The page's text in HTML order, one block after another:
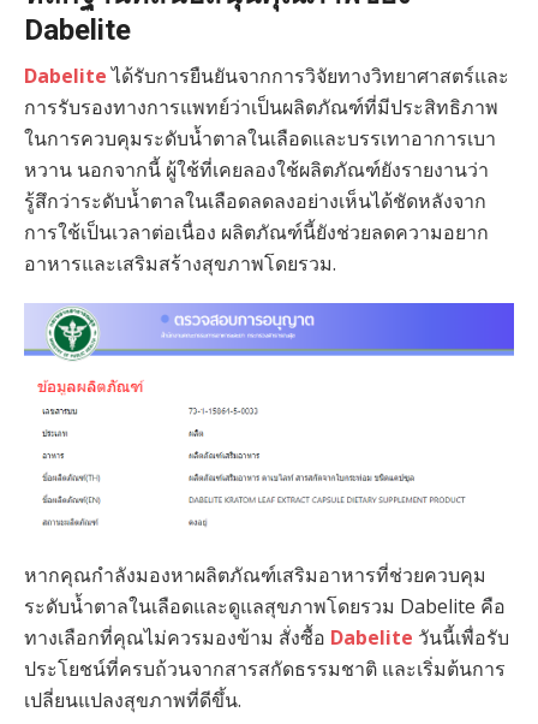
Dabelite
Dabeliteได้รับการยืนยันจากการวิจัยทางวิทยาศาสตร์และ
การรับรองทางการแพทย์ว่าเป็นผลิตภัณฑ์ที่มีประสิทธิภาพ
ในการควบคุมระดับน้ำตาลในเลือดและบรรเทาอาการเบา
หวาน นอกจากนี้ ผู้ใช้ที่เคยลองใช้ผลิตภัณฑ์ยังรายงานว่า
รู้สึกว่าระดับน้ำตาลในเลือดลดลงอย่างเห็นได้ชัดหลังจาก
การใช้เป็นเวลาต่อเนื่อง ผลิตภัณฑ์นี้ยังช่วยลดความอยาก
อาหารและเสริมสร้างสุขภาพโดยรวม.
หากคุณกำลังมองหาผลิตภัณฑ์เสริมอาหารที่ช่วยควบคุม
ระดับน้ำตาลในเลือดและดูแลสุขภาพโดยรวม Dabelite คือ
ทางเลือกที่คุณไม่ควรมองข้าม สั่งซื้อ Dabelite วันนี้เพื่อรับ
ประโยชน์ที่ครบถ้วนจากสารสกัดธรรมชาติ และเริ่มต้นการ
เปลี่ยนแปลงสุขภาพที่ดีขึ้น.